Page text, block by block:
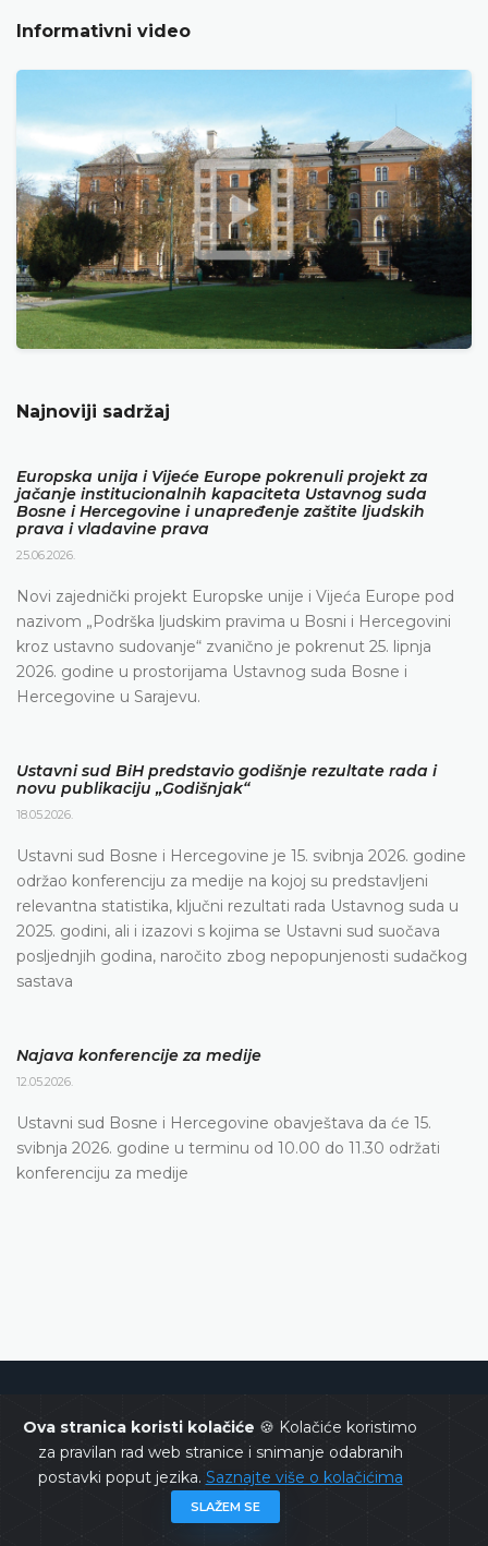
Ova stranica koristi kolačiće 🍪 Kolačiće koristimo
za pravilan rad web stranice i snimanje odabranih
postavki poput jezika. Saznajte više o kolačićima
SLAŽEM SE
Informativni video
Najnoviji sadržaj
Europska unija i Vijeće Europe pokrenuli projekt za
jačanje institucionalnih kapaciteta Ustavnog suda
Bosne i Hercegovine i unapređenje zaštite ljudskih
prava i vladavine prava
25.06.2026.
Novi zajednički projekt Europske unije i Vijeća Europe pod
nazivom „Podrška ljudskim pravima u Bosni i Hercegovini
kroz ustavno sudovanje“ zvanično je pokrenut 25. lipnja
2026. godine u prostorijama Ustavnog suda Bosne i
Hercegovine u Sarajevu.
Ustavni sud BiH predstavio godišnje rezultate rada i
novu publikaciju „Godišnjak“
18.05.2026.
Ustavni sud Bosne i Hercegovine je 15. svibnja 2026. godine
održao konferenciju za medije na kojoj su predstavljeni
relevantna statistika, ključni rezultati rada Ustavnog suda u
2025. godini, ali i izazovi s kojima se Ustavni sud suočava
posljednjih godina, naročito zbog nepopunjenosti sudačkog
sastava
Najava konferencije za medije
12.05.2026.
Ustavni sud Bosne i Hercegovine obavještava da će 15.
svibnja 2026. godine u terminu od 10.00 do 11.30 održati
konferenciju za medije
Ustavni sud BiH